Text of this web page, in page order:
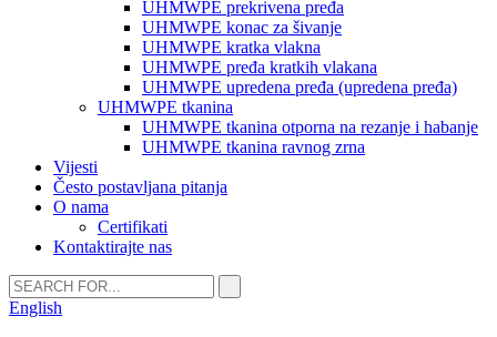
UHMWPE prekrivena pređa
UHMWPE konac za šivanje
UHMWPE kratka vlakna
UHMWPE pređa kratkih vlakana
UHMWPE upredena pređa (upredena pređa)
UHMWPE tkanina
UHMWPE tkanina otporna na rezanje i habanje
UHMWPE tkanina ravnog zrna
Vijesti
Često postavljana pitanja
O nama
Certifikati
Kontaktirajte nas
English